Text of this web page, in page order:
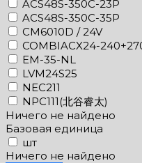
ACS48S-350C-23P
ACS48S-350C-35P
CM6010D / 24V
COMBIACX24-
EM-35-NL
LVM24S25
NEC211
NPC111(北谷睿太)
Ничего не найдено
Базовая единица
шт
Ничего не найдено